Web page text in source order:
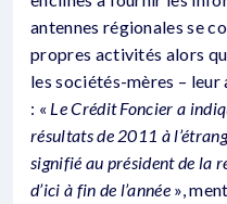
antennes régionales se
propres activités alors
les sociétés-mères –
: « Le Crédit Foncier a
résultats de 2011 à
signifié au président de la
d’ici à fin de l’année »,